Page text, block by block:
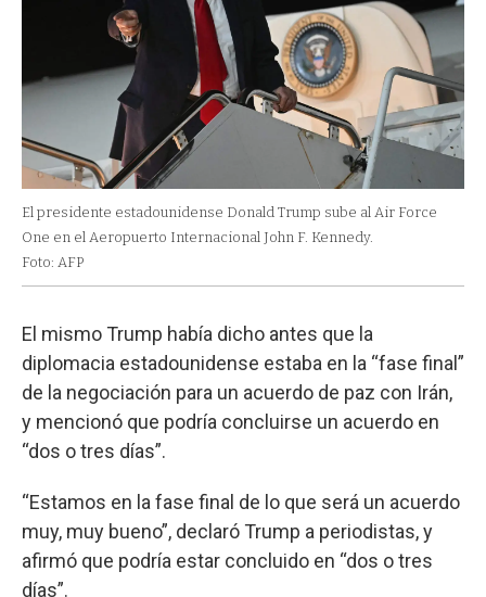
El presidente estadounidense Donald Trump sube al Air Force
One en el Aeropuerto Internacional John F. Kennedy.
Foto: AFP
El mismo Trump había dicho antes que la
diplomacia estadounidense estaba en la “fase final”
de la negociación para un acuerdo de paz con Irán,
y mencionó que podría concluirse un acuerdo en
“dos o tres días”.
“Estamos en la fase final de lo que será un acuerdo
muy, muy bueno”, declaró Trump a periodistas, y
afirmó que podría estar concluido en “dos o tres
días”.